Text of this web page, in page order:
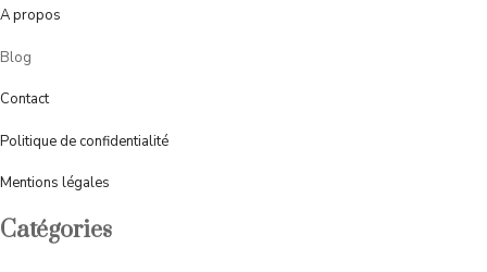
Apropos
Blog
Contact
Politique de confidentialité
Mentions légales
Catégories